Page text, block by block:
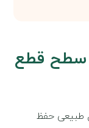
سطح قطع
حفظ